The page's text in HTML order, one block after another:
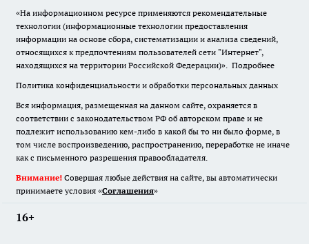
«На информационном ресурсе применяются рекомендательные
технологии (информационные технологии предоставления
информации на основе сбора, систематизации и анализа сведений,
относящихся к предпочтениям пользователей сети "Интернет",
находящихся на территории Российской Федерации)». Подробнее
Политика конфиденциальности и обработки персональных данных
Вся информация, размещенная на данном сайте, охраняется в
соответствии с законодательством РФ об авторском праве и не
подлежит использованию кем-либо в какой бы то ни было форме, в
том числе воспроизведению, распространению, переработке не иначе
как с письменного разрешения правообладателя.
Внимание! Совершая любые действия на сайте, вы автоматически
принимаете условия «Cоглашения»
16+